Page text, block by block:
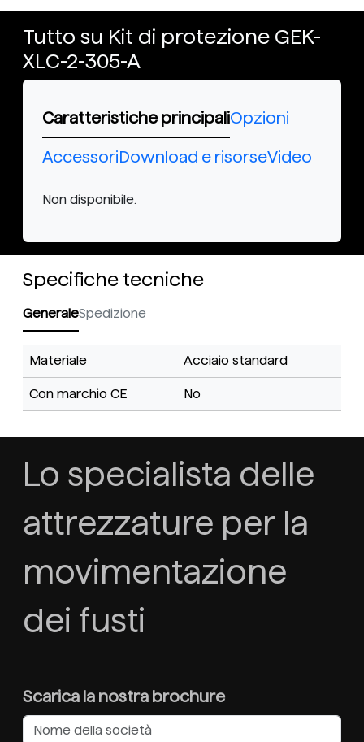
Tutto su Kit di protezione GEK-
XLC-2-305-A
Caratteristiche principaliOpzioni
AccessoriDownload e risorseVideo
Non disponibile.
Specifiche tecniche
GeneraleSpedizione
Materiale Acciaio standard
Con marchio CE No
Lo specialista delle
attrezzature per la
movimentazione
dei fusti
Scarica la nostra brochure